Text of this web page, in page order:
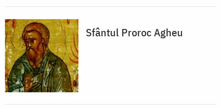
Sfântul Proroc Agheu